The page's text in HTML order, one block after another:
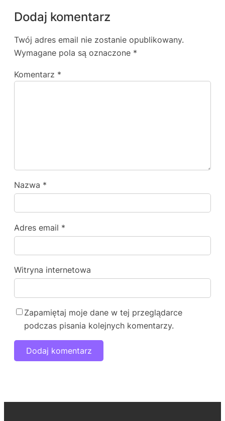
Dodaj komentarz
Twój adres email nie zostanie opublikowany.
Wymagane pola są oznaczone *
Komentarz *
Nazwa *
Adres email *
Witryna internetowa
Zapamiętaj moje dane w tej przeglądarce
podczas pisania kolejnych komentarzy.